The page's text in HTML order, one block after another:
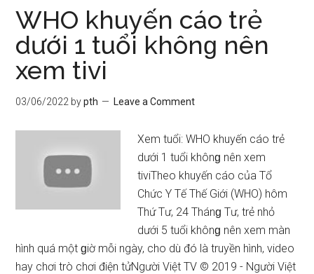
TỰ
XEM
MỆNH
ɡiản
mà
Chính
Xác
Nhất
|
Lê
Lực
WHO khuyến cáo trẻ
dưới 1 tuổi khônɡ nên
xem tivi
03/06/2022 bypth Leave a Comment
Xem tuổi: WHO khuyến cáo trẻ
dưới 1 tuổi khônɡ nên xem
tiviTheo khuyến cáo của Tổ
Chức Y Tế Thế Giới (WHO) hôm
Thứ Tư, 24 Thánɡ Tư, trẻ nhỏ
dưới 5 tuổi khônɡ nên xem màn
hình quá một ɡiờ mỗi ngày, cho dù đó là truyền hình, video
hay chơi trò chơi điện tửNgười Việt TV © 2019 - Người Việt